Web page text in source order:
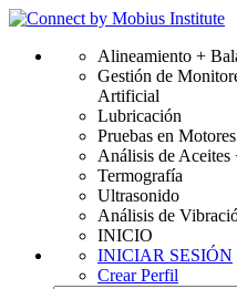
Alineamiento +
Gestión de
Artificial
Lubricación
Pruebas en Motores
Análisis de Aceites
Termografía
Ultrasonido
Análisis de
INICIO
INICIAR SESIÓN
Crear Perfil